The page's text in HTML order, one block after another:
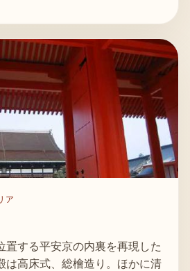
ア
置する平安京の内裏を再現した
は高床式、総檜造り。ほかに清